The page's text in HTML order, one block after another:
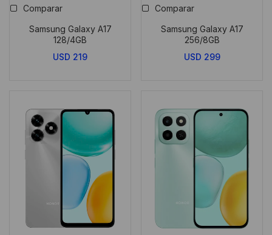
Comparar
Samsung Galaxy A17
128/4GB
USD 219
Comparar
Samsung Galaxy A17
256/8GB
USD 299